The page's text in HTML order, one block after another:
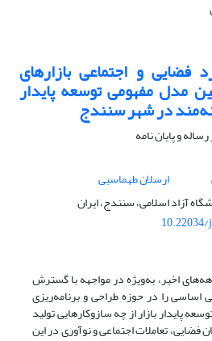
فضایی و اجتماعی بازارهای
مدل مفهومی توسعه پایدار
در شهر سنندج
و پایان نامه
ارسلان طهماسبی
آزاد اسلامی، سنندج، ایران
اخیر، به‌ویژه در مواجهه با گسترش
را در حوزه طراحی و برنامه‌ریزی
پایدار بازار از چه سازوکارهایی تولید
تعاملات اجتماعی و نوآوری در این